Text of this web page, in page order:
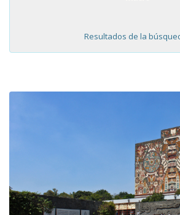
Resultados de la